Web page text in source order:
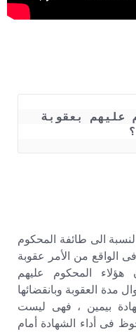
الى طائفة المحكوم
الواقع من الأمر عقوبة
هؤلاء المحكوم عليهم
مدة العقوبة وبانقضائها
بيمين ، فهى ليست
فى أداء الشهادة أمام